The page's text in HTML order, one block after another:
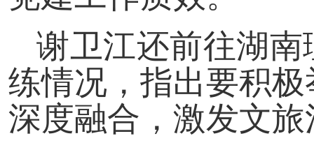
谢卫江还前往湖南
练情况，指出要积
深度融合，激发文